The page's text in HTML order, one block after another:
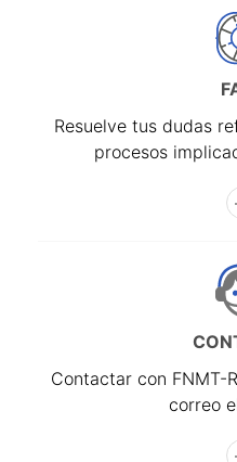
Resuelve tus dudas
procesos
Contactar con FNMT-
correo